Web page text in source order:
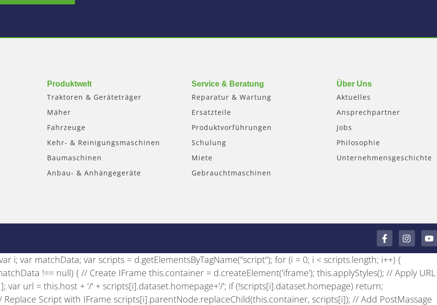
Produktwelt
Traktoren & Geräteträger
Mäher
Fahrzeuge
Kehr- & Reinigungsmaschinen
Baumaschinen
Anbau- & Anhängegeräte
Service & Beratung
Reparatur & Wartung
Ersatzteile
Produktvorführungen
Schulung
Miete
Gebrauchtmaschinen
Über Uns
Aktuelles
Ansprechpartner
Jobs
Philosophie
Unternehmensgeschichte
F
a
c
e
b
o
k
I
n
s
a
g
a
Y
o
u
u
b
i; var matchData; var scripts = d.getElementsByTagName("script"); for (i = 0; i < scripts.length; i++) {
!== null) { // Create IFrame this.container = d.createElement('iframe'); this.applyStyles(); // Apply URL
url = this.host + '/' + scripts[i].dataset.homepage+'/'; if (!scripts[i].dataset.homepage) return;
Script with IFrame scripts[i].parentNode.replaceChild(this.container, scripts[i]); // Add PostMassage